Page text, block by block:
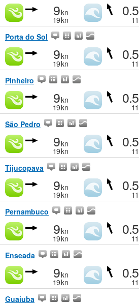
9kn
19kn
0.5
11
Porta do Sol
9kn
19kn
0.5
11
Pinheiro
9kn
19kn
0.5
11
São Pedro
9kn
19kn
0.5
11
Tijucopava
9kn
19kn
0.5
11
Pernambuco
9kn
19kn
0.5
11
Enseada
9kn
19kn
0.5
11
Guaiuba